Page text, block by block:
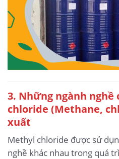
3. Những ngành
chloride (Methane,
xuất
Methyl chloride được sử
nghề khác nhau trong quá